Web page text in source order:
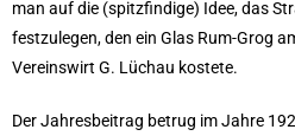
man auf die (spitzfindige) Idee, das
festzulegen, den ein Glas Rum-Grog
Vereinswirt G. Lüchau kostete.
Der Jahresbeitrag betrug im Jahre